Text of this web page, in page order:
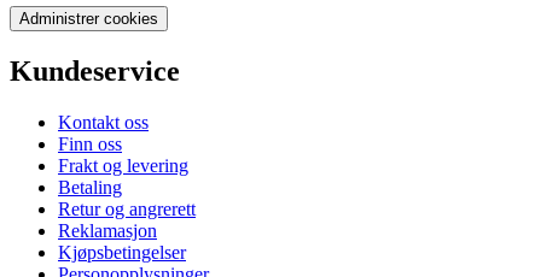
Administrer cookies
Kundeservice
Kontakt oss
Finn oss
Frakt og levering
Betaling
Retur og angrerett
Reklamasjon
Kjøpsbetingelser